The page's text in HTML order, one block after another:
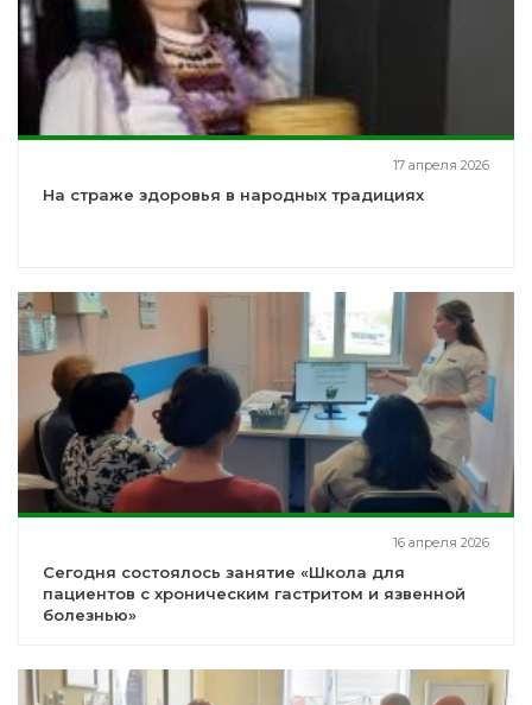
17 апреля 2026
На страже здоровья в народных традициях
16 апреля 2026
Сегодня состоялось занятие «Школа для
пациентов с хроническим гастритом и язвенной
болезнью»